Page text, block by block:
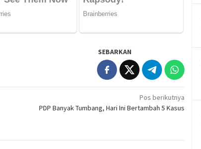
SEBARKAN
Pos berikutnya
PDP Banyak Tumbang, Hari Ini Bertambah 5 Kasus